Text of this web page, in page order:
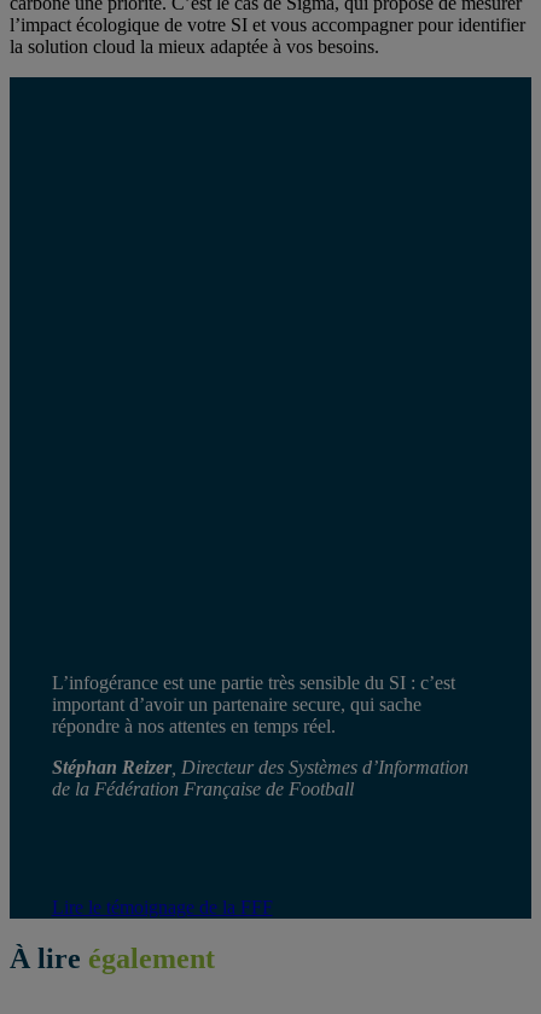
l’impact écologique de votre SI et vous accompagner pour identifier
la solution cloud la mieux adaptée à vos besoins.
L’infogérance est une partie très sensible du SI : c’est
important d’avoir un partenaire secure, qui sache
répondre à nos attentes en temps réel.
Stéphan Reizer, Directeur des Systèmes d’Information
de la Fédération Française de Football
Lire le témoignage de la FFF
À lire également